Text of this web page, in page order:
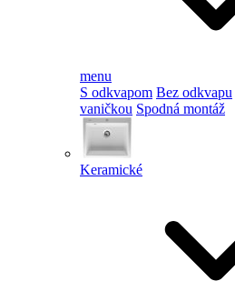
menu
S odkvapom Bez odkvapu
vaničkou Spodná montáž
Keramické